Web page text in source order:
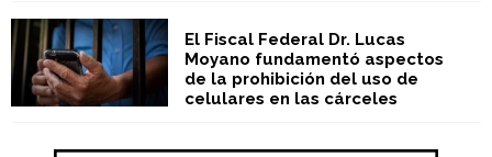
El Fiscal Federal Dr. Lucas
Moyano fundamentó aspectos
de la prohibición del uso de
celulares en las cárceles